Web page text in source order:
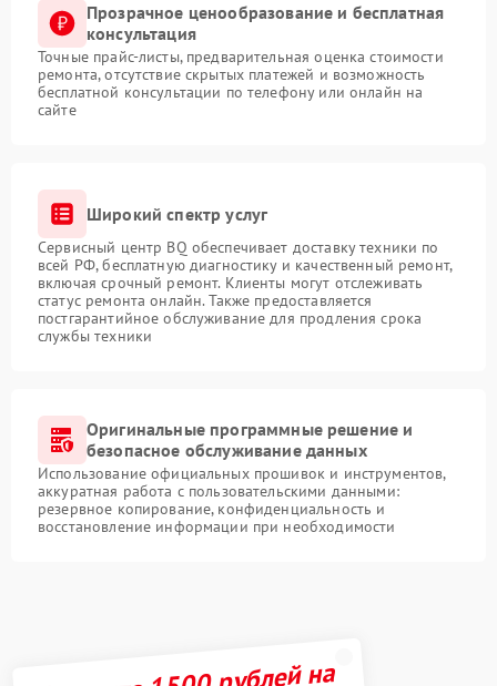
Прозрачное ценообразование и бесплатная
консультация
Точные прайс-листы, предварительная оценка стоимости
ремонта, отсутствие скрытых платежей и возможность
бесплатной консультации по телефону или онлайн на
сайте
Широкий спектр услуг
Сервисный центр BQ обеспечивает доставку техники по
всей РФ, бесплатную диагностику и качественный ремонт,
включая срочный ремонт. Клиенты могут отслеживать
статус ремонта онлайн. Также предоставляется
постгарантийное обслуживание для продления срока
службы техники
Оригинальные программные решение и
безопасное обслуживание данных
Использование официальных прошивок и инструментов,
аккуратная работа с пользовательскими данными:
резервное копирование, конфиденциальность и
восстановление информации при необходимости